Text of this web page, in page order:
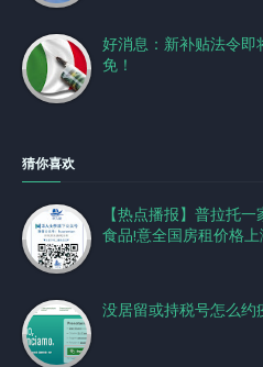
好消息：新补贴法令即
免！
猜你喜欢
【热点播报】普拉托
食品!意全国房租价格
没居留或持税号怎么约